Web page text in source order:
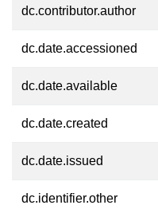
dc.contributor.author
dc.date.accessioned
dc.date.available
dc.date.created
dc.date.issued
dc.identifier.other